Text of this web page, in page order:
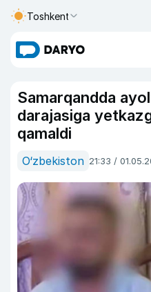
Toshkent
Samarqandda
darajasiga
qamaldi
O‘zbekiston 21:33 /